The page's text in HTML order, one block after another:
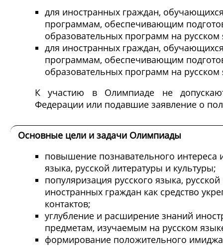
для иностранных граждан,
программам, обеспечивающим
образовательных программ на русском
для иностранных граждан,
программам, обеспечивающим
образовательных программ на русском
К участию в Олимпиаде не
Федерации или подавшие заявление о
Основные цели и задачи Олимпиады
повышение познавательного интереса
языка, русской литературы и культуры;
популяризация русского языка,
иностранных граждан как средство
контактов;
углубление и расширение знаний
предметам, изучаемым на русском
формирование положительного